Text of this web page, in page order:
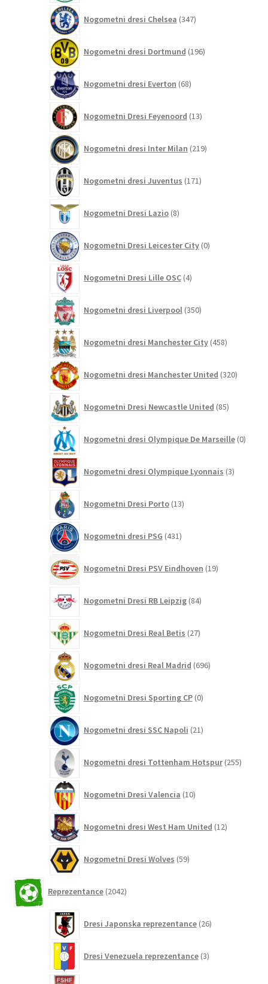
Nogometni dresi Chelsea 347izdelkov
Nogometni dresi Dortmund 196izdelkov
Nogometni dresi Everton 68izdelkov
Nogometni Dresi Feyenoord 13izdelkov
Nogometni dresi Inter Milan 219izdelkov
Nogometni dresi Juventus 171izdelkov
Nogometni Dresi Lazio 8izdelkov
Nogometni Dresi Leicester City 0izdelkov
Nogometni Dresi Lille OSC 4izdelki
Nogometni dresi Liverpool 350izdelkov
Nogometni dresi Manchester City 458izdelkov
Nogometni dresi Manchester United 320izdelkov
Nogometni Dresi Newcastle United 85izdelkov
Nogometni dresi Olympique De Marseille 0
Nogometni dresi Olympique Lyonnais 3izdelki
Nogometni Dresi Porto 13izdelkov
Nogometni dresi PSG 431izdelkov
Nogometni Dresi PSV Eindhoven 19izdelkov
Nogometni Dresi RB Leipzig 84izdelkov
Nogometni Dresi Real Betis 27izdelkov
Nogometni dresi Real Madrid 696izdelkov
Nogometni Dresi Sporting CP 0izdelkov
Nogometni dresi SSC Napoli 21izdelkov
Nogometni dresi Tottenham Hotspur 255
Nogometni Dresi Valencia 10izdelkov
Nogometni dresi West Ham United 12izdelkov
Nogometni Dresi Wolves 59izdelkov
Reprezentance 2042izdelkov
Dresi Japonska reprezentance 26izdelkov
Dresi Venezuela reprezentance 3izdelki